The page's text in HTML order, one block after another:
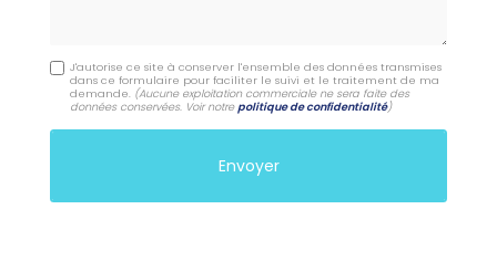
J'autorise ce site à conserver l'ensemble des données transmises
dans ce formulaire pour faciliter le suivi et le traitement de ma
demande. (Aucune exploitation commerciale ne sera faite des
données conservées. Voir notre politique de confidentialité)